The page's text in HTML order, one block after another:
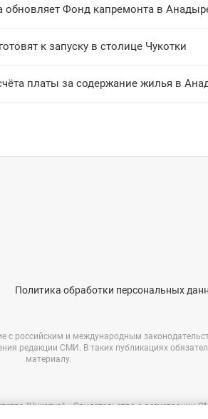
обновляет Фонд капремонта в
к запуску в столице Чукотки
платы за содержание жилья в
Политика обработки персональных
российским и международным
редакции СМИ. В таких публикациях
материалу.
"Чукотка"». Свидетельство о регистрации